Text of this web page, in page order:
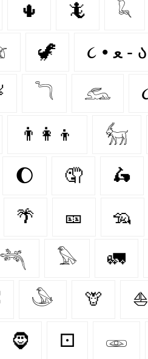
🌵 🦎 𓆗
🦖 ૮ • ﻌ - ა⁩
𓆓 𓃹
👨‍👩‍👦 𓃶
🌔 🤦‍ 🛵
🌴 🎫 🦡
𓆈 𓅃 🚛
𓅇 🦒 ⛵
🧔‍ ⚀ 𓁾